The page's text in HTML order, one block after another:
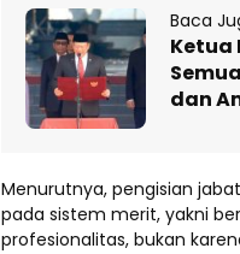
Baca
Ketua
dan
Menurutnya, pengisian
pada sistem merit, yakni
profesionalitas, bukan